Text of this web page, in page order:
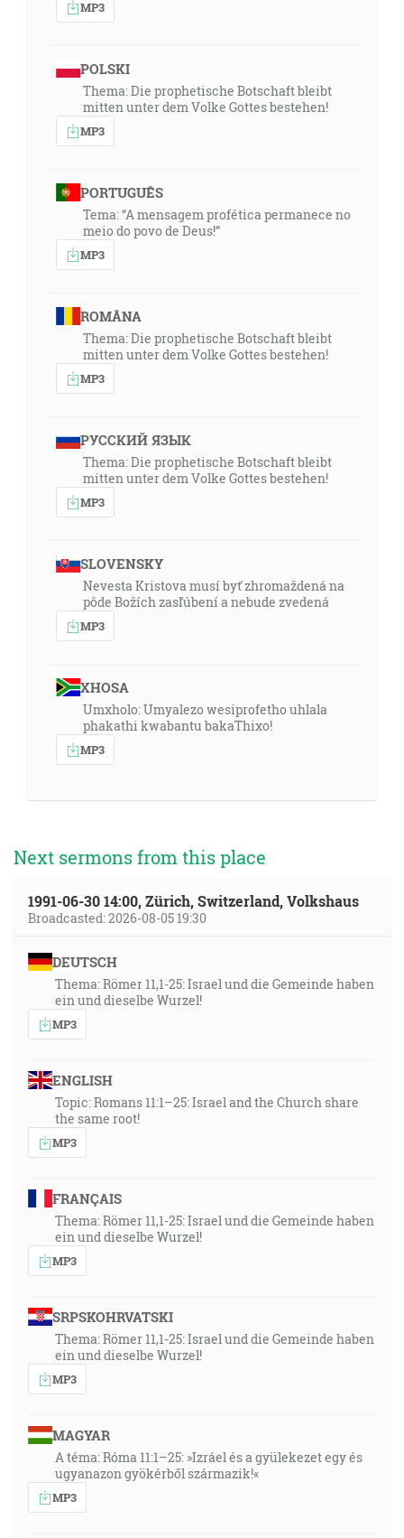
MP3
POLSKI
Thema: Die prophetische Botschaft bleibt
mitten unter dem Volke Gottes bestehen!
MP3
PORTUGUÊS
Tema: “A mensagem profética permanece no
meio do povo de Deus!”
MP3
ROMÂNA
Thema: Die prophetische Botschaft bleibt
mitten unter dem Volke Gottes bestehen!
MP3
РУССКИЙ ЯЗЫК
Thema: Die prophetische Botschaft bleibt
mitten unter dem Volke Gottes bestehen!
MP3
SLOVENSKY
Nevesta Kristova musí byť zhromaždená na
pôde Božích zasľúbení a nebude zvedená
MP3
XHOSA
Umxholo: Umyalezo wesiprofetho uhlala
phakathi kwabantu bakaThixo!
MP3
Next sermons from this place
1991-06-30 14:00, Zürich, Switzerland, Volkshaus
Broadcasted: 2026-08-05 19:30
DEUTSCH
Thema: Römer 11,1-25: Israel und die Gemeinde haben
ein und dieselbe Wurzel!
MP3
ENGLISH
Topic: Romans 11:1–25: Israel and the Church share
the same root!
MP3
FRANÇAIS
Thema: Römer 11,1-25: Israel und die Gemeinde haben
ein und dieselbe Wurzel!
MP3
SRPSKOHRVATSKI
Thema: Römer 11,1-25: Israel und die Gemeinde haben
ein und dieselbe Wurzel!
MP3
MAGYAR
A téma: Róma 11:1–25: »Izráel és a gyülekezet egy és
ugyanazon gyökérből származik!«
MP3